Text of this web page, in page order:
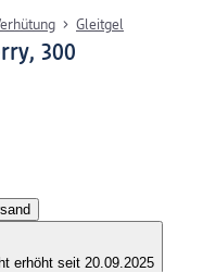
Gleitgel
300
erhöht seit 20.09.2025